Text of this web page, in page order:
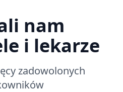
nam
i lekarze
zadowolonych